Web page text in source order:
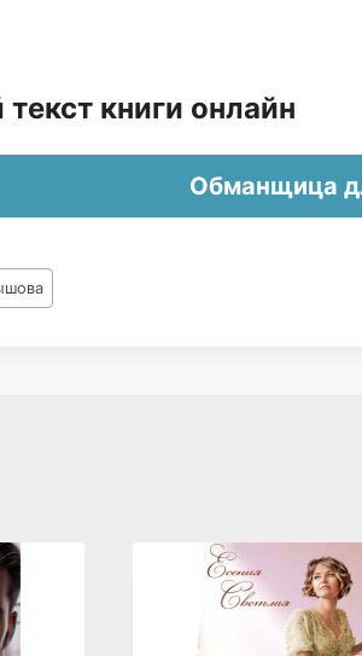
книги онлайн
Обманщица